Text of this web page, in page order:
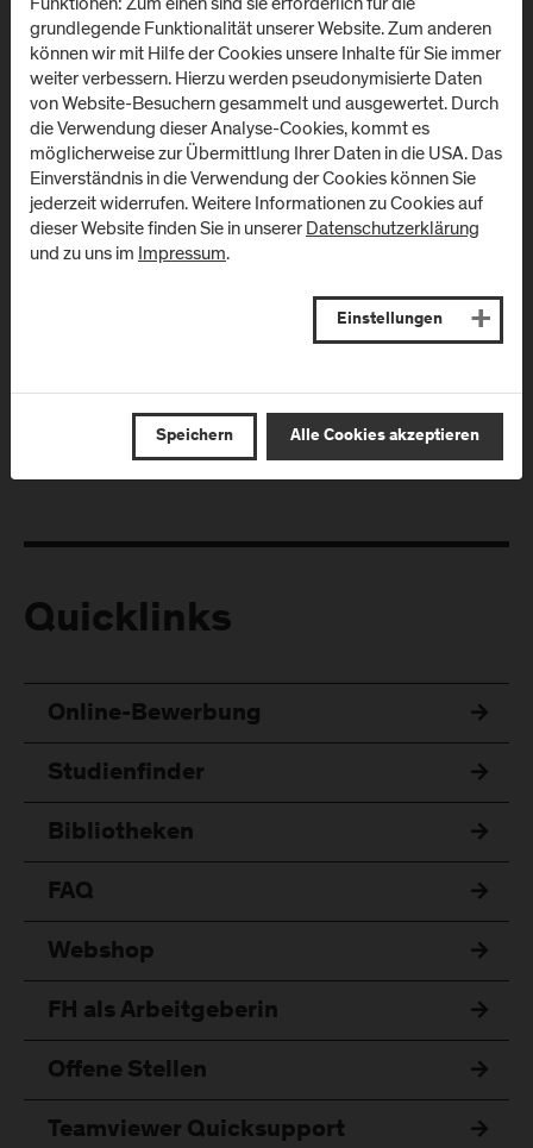
Melden Sie sich zum Newsletter an und erhalten Sie aktuelle
Infos aus der FH Salzburg und zu Veranstaltungen!
E-Mail Adresse:
Quicklinks
Online-Bewerbung
Studienfinder
Bibliotheken
FAQ
Webshop
FH als Arbeitgeberin
Offene Stellen
Teamviewer Quicksupport
grundlegende Funktionalität unserer Website. Zum anderen
können wir mit Hilfe der Cookies unsere Inhalte für Sie immer
weiter verbessern. Hierzu werden pseudonymisierte Daten
von Website-Besuchern gesammelt und ausgewertet. Durch
die Verwendung dieser Analyse-Cookies, kommt es
möglicherweise zur Übermittlung Ihrer Daten in die USA. Das
Einverständnis in die Verwendung der Cookies können Sie
jederzeit widerrufen. Weitere Informationen zu Cookies auf
dieser Website finden Sie in unsererDatenschutzerklärung
und zu uns im Impressum.
Einstellungen
Speichern Alle Cookies akzeptieren